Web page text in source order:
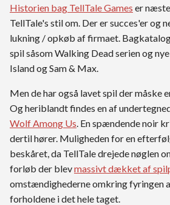
Historien bag TellTale Games er
TellTale's stil om. Der er succes'er og
lukning / opkøb af firmaet.
spil såsom Walking Dead serien og
Island og Sam & Max.
Men de har også lavet spil der måske
Og heriblandt findes en af
Wolf Among Us . En spændende noir
dertil hører. Muligheden for en
beskåret, da TellTale drejede nøglen
forløb der blevmassivt dækket af
omstændighederne omkring fyringen
forholdene i det hele taget.